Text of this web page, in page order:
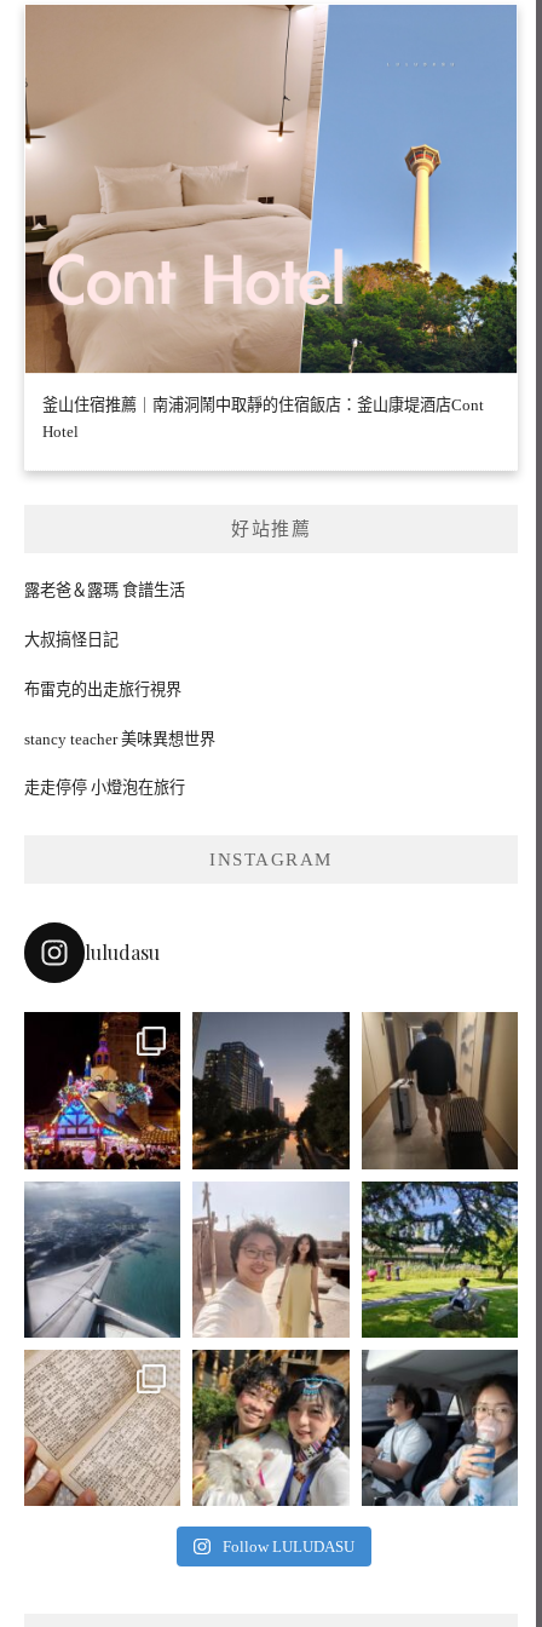
釜山住宿推薦｜南浦洞鬧中取靜的住宿飯店：釜山康堤酒店Cont
Hotel
好站推薦
露老爸＆露瑪 食譜生活
大叔搞怪日記
布雷克的出走旅行視界
stancy teacher 美味異想世界
走走停停 小燈泡在旅行
INSTAGRAM
luludasu
Follow LULUDASU